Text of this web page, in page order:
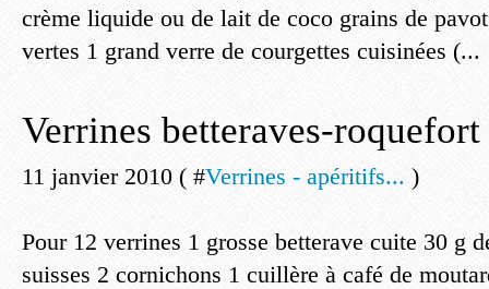
crème liquide ou de lait de coco grains de
vertes 1 grand verre de courgettes cuisinées (...
Verrines betteraves-roquefort
11 janvier 2010 ( #Verrines - apéritifs... )
Pour 12 verrines 1 grosse betterave cuite 30 g
suisses 2 cornichons 1 cuillère à café de